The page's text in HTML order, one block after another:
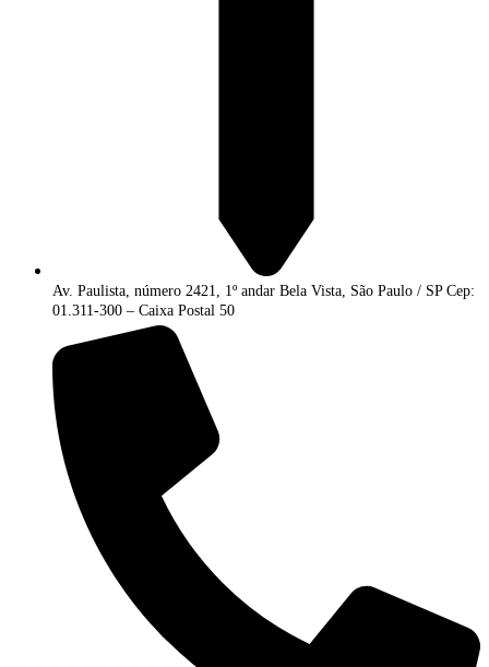
Av. Paulista, número 2421, 1º andar Bela Vista, São Paulo / SP Cep:
01.311-300 – Caixa Postal 50